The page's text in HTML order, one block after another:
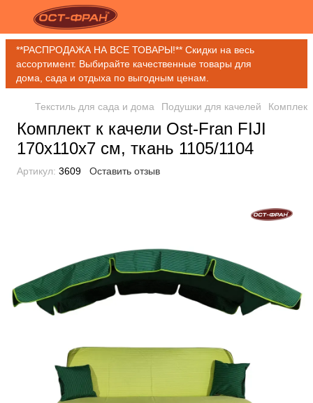
**РАСПРОДАЖА НА ВСЕ ТОВАРЫ!** Скидки на весь
ассортимент. Выбирайте качественные товары для
дома, сада и отдыха по выгодным ценам.
Текстиль для сада и дома Подушки для качелей
Комплект к качели Ost-Fran FIJI
170x110x7 см, ткань 1105/1104
Артикул: 3609 Оставить отзыв